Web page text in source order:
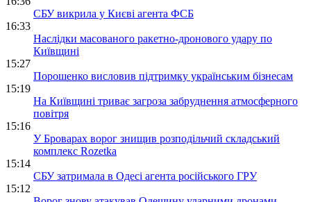
СБУ викрила у Києві агента ФСБ
16:33
Наслідки масованого ракетно-дронового удару по
Київщині
15:27
Порошенко висловив підтримку українським бізнесам
15:19
На Київщині триває загроза забруднення атмосферного
повітря
15:16
У Броварах ворог знищив розподільчий складський
комплекс Rozetka
15:14
СБУ затримала в Одесі агента російського ГРУ
15:12